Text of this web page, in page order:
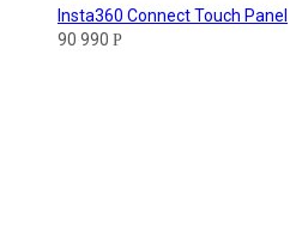
Insta360 Connect Touch Panel
90 990 Р